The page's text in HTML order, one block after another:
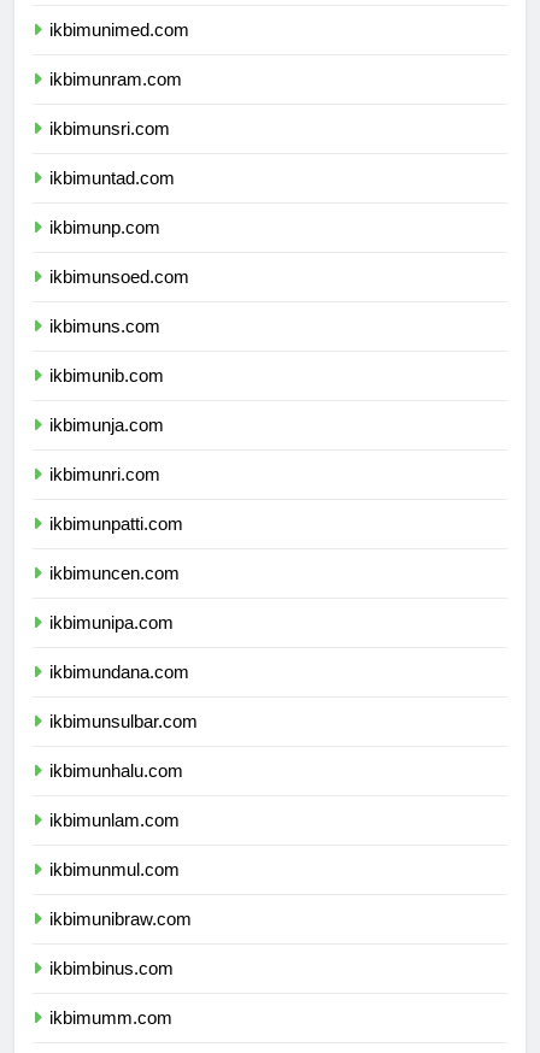
ikbimunimed.com
ikbimunram.com
ikbimunsri.com
ikbimuntad.com
ikbimunp.com
ikbimunsoed.com
ikbimuns.com
ikbimunib.com
ikbimunja.com
ikbimunri.com
ikbimunpatti.com
ikbimuncen.com
ikbimunipa.com
ikbimundana.com
ikbimunsulbar.com
ikbimunhalu.com
ikbimunlam.com
ikbimunmul.com
ikbimunibraw.com
ikbimbinus.com
ikbimumm.com